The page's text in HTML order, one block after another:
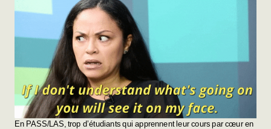
En PASS/LAS, trop d’étudiants qui apprennent leur cours par cœur en